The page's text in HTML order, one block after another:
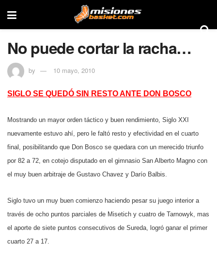
No puede cortar la racha…
by 10 mayo, 2010
SIGLO SE QUEDÓ SIN RESTO ANTE DON BOSCO
Mostrando un mayor orden táctico y buen rendimiento, Siglo XXI
nuevamente estuvo ahí, pero le faltó resto y efectividad en el cuarto
final, posibilitando que Don Bosco se quedara con un merecido triunfo
por 82 a 72, en cotejo disputado en el gimnasio San Alberto Magno con
el muy buen arbitraje de Gustavo Chavez y Darío Balbis.
Siglo tuvo un muy buen comienzo haciendo pesar su juego interior a
través de ocho puntos parciales de Misetich y cuatro de Tarnowyk, mas
el aporte de siete puntos consecutivos de Sureda, logró ganar el primer
cuarto 27 a 17.